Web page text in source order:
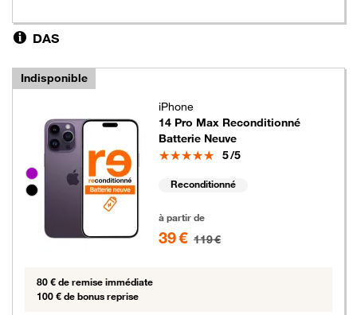
DAS
Indisponible
Groupe de couleurs disponibles non sélectionnables
iPhone
14 Pro Max Reconditionné
Batterie Neuve
Note
5/5
Reconditionné
à partir de
39 € 119 €
80 € de remise immédiate
100 € de bonus reprise